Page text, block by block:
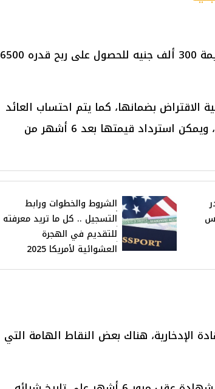
بقيمة 300 ألف جنيه للحصول على ربح قدره 6500
الاقتراض بضمانها، كما يتم احتساب العائد
في اليوم التالي من تاريخ الاكتتاب، ويمكن استرداد قيمتها بعد 6 أشهر من
الشروط والخطوات ورابط
التسجيل .. كل ما تريد معرفته
للتقديم في الهجرة
العشوائية لأمريكا 2025
الإدخارية، هناك بعض النقاط الهامة التي